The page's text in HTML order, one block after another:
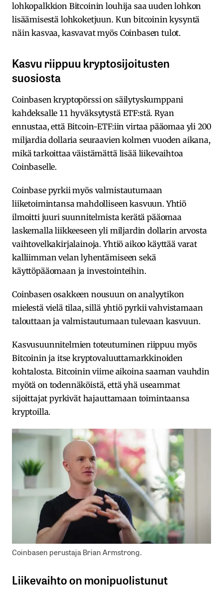
lohkopalkkion Bitcoinin louhija saa uuden lohkon
lisäämisestä lohkoketjuun. Kun bitcoinin kysyntä
näin kasvaa, kasvavat myös Coinbasen tulot.
Kasvu riippuu kryptosijoitusten
suosiosta
Coinbasen kryptopörssi on säilytyskumppani
kahdeksalle 11 hyväksytystä ETF:stä. Ryan
ennustaa, että Bitcoin-ETF:iin virtaa pääomaa yli 200
miljardia dollaria seuraavien kolmen vuoden aikana,
mikä tarkoittaa väistämättä lisää liikevaihtoa
Coinbaselle.
Coinbase pyrkii myös valmistautumaan
liiketoimintansa mahdolliseen kasvuun. Yhtiö
ilmoitti juuri suunnitelmista kerätä pääomaa
laskemalla liikkeeseen yli miljardin dollarin arvosta
vaihtovelkakirjalainoja. Yhtiö aikoo käyttää varat
kalliimman velan lyhentämiseen sekä
käyttöpääomaan ja investointeihin.
Coinbasen osakkeen nousuun on analyytikon
mielestä vielä tilaa, sillä yhtiö pyrkii vahvistamaan
talouttaan ja valmistautumaan tulevaan kasvuun.
Kasvusuunnitelmien toteutuminen riippuu myös
Bitcoinin ja itse kryptovaluuttamarkkinoiden
kohtalosta. Bitcoinin viime aikoina saaman vauhdin
myötä on todennäköistä, että yhä useammat
sijoittajat pyrkivät hajauttamaan toimintaansa
kryptoilla.
Coinbasen perustaja Brian Armstrong.
Liikevaihto on monipuolistunut